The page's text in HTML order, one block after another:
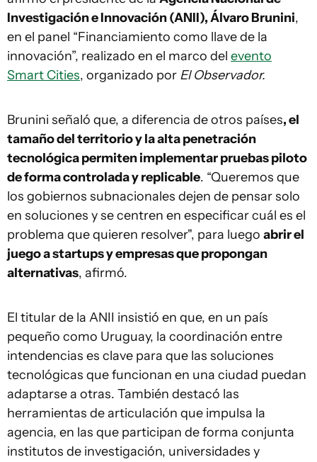
Investigación e Innovación (ANII), Álvaro Brunini,
en el panel “Financiamiento como llave de la
innovación”, realizado en el marco del evento
Smart Cities, organizado por El Observador.
Brunini señaló que, a diferencia de otros países, el
tamaño del territorio y la alta penetración
tecnológica permiten implementar pruebas piloto
de forma controlada y replicable. “Queremos que
los gobiernos subnacionales dejen de pensar solo
en soluciones y se centren en especificar cuál es el
problema que quieren resolver", para luego abrir el
juego a startups y empresas que propongan
alternativas, afirmó.
El titular de la ANII insistió en que, en un país
pequeño como Uruguay, la coordinación entre
intendencias es clave para que las soluciones
tecnológicas que funcionan en una ciudad puedan
adaptarse a otras. También destacó las
herramientas de articulación que impulsa la
agencia, en las que participan de forma conjunta
institutos de investigación, universidades y